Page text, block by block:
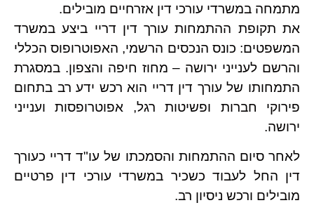
מתמחה במשרדי עורכי דין אזרחיים מובילים.
את תקופת ההתמחות עורך דין דריי ביצע במשרד
המשפטים: כונס הנכסים הרשמי, האפוטרופוס הכללי
והרשם לענייני ירושה – מחוז חיפה והצפון. במסגרת
התמחותו של עורך דין דריי הוא רכש ידע רב בתחום
פירוקי חברות ופשיטות רגל, אפוטרופסות וענייני
ירושה.
לאחר סיום ההתמחות והסמכתו של עו"ד דריי כעורך
דין החל לעבוד כשכיר במשרדי עורכי דין פרטיים
מובילים ורכש ניסיון רב.